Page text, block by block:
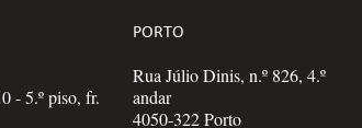
- 5.º piso, fr.
PORTO
Rua Júlio Dinis, n.º 826, 4.º
andar
4050-322 Porto